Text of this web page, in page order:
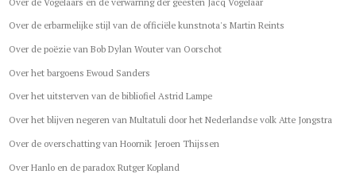
Over de erbarmelijke stijl van de officiële kunstnota's Martin Reints
Over de poëzie van Bob Dylan Wouter van Oorschot
Over het bargoens Ewoud Sanders
Over het uitsterven van de bibliofiel Astrid Lampe
Over het blijven negeren van Multatuli door het Nederlandse volk Atte Jongstra
Over de overschatting van Hoornik Jeroen Thijssen
Over Hanlo en de paradox Rutger Kopland